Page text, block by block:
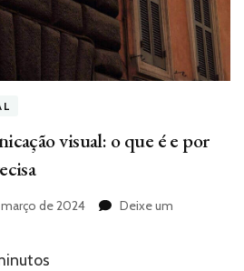
visual: o que é e por
março de 2024
Deixe um